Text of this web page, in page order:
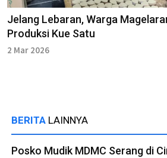
Jelang Lebaran, Warga
Produksi Kue Satu
2 Mar 2026
BERITA LAINNYA
Posko Mudik MDMC Serang di